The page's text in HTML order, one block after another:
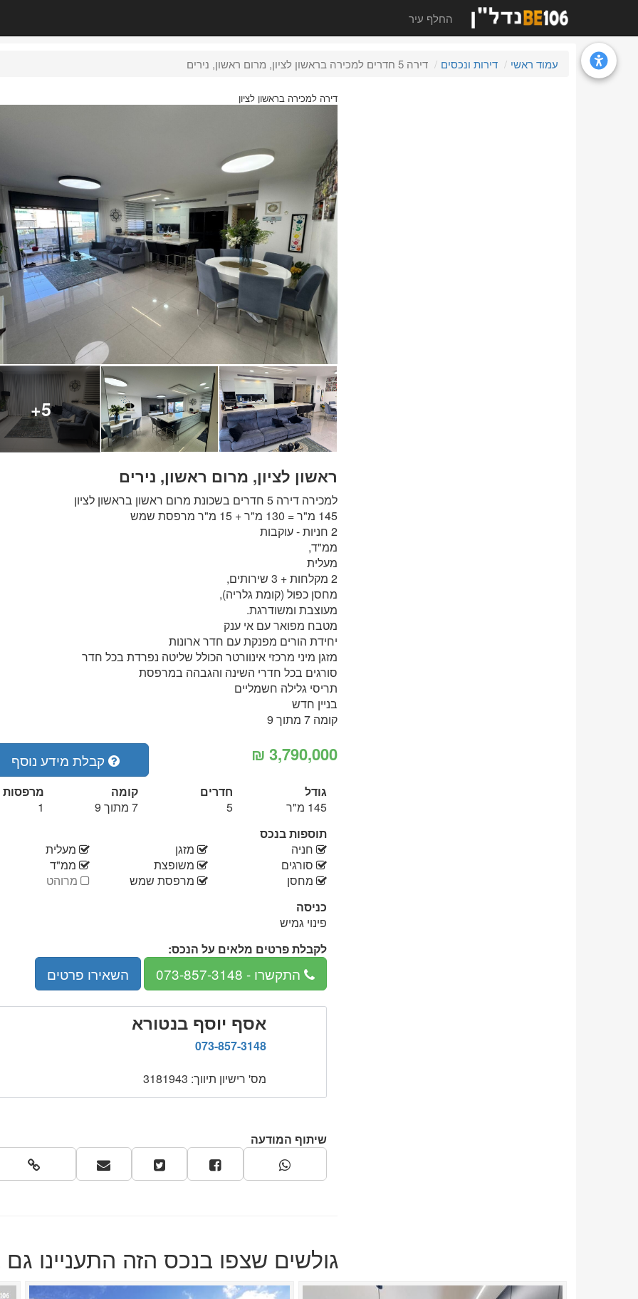
החלף עיר
עמוד ראשי דירות ונכסים דירה 5 חדרים למכירה בראשון לציון, מרום ראשון, נירים
דירה למכירה בראשון לציון
5+
ראשון לציון, מרום ראשון, נירים
למכירה דירה 5 חדרים בשכונת מרום ראשון בראשון לציון
145 מ"ר = 130 מ"ר + 15 מ"ר מרפסת שמש
2 חניות - עוקבות
ממ"ד,
מעלית
2 מקלחות + 3 שירותים,
מחסן כפול (קומת גלריה),
מעוצבת ומשודרגת.
מטבח מפואר עם אי ענק
יחידת הורים מפנקת עם חדר ארונות
מזגן מיני מרכזי אינוורטר הכולל שליטה נפרדת בכל חדר
סורגים בכל חדרי השינה והגבהה במרפסת
תריסי גלילה חשמליים
בניין חדש
קומה 7 מתוך 9
קבלת מידע נוסף
גודל
145 מ"ר
חדרים
5
קומה
7 מתוך 9
מרפסות
1
תוספות בנכס
יש
חניה יש
מזגן יש
מעלית
יש
סורגים יש
משופצת יש
ממ"ד
יש
מחסן יש
מרפסת שמש אין
מרוהט
כניסה
פינוי גמיש
לקבלת פרטים מלאים על הנכס:
התקשרו - 073-857-3148
מספר
טלפון:
073-
857-
3148
השאירו פרטים
אסף יוסף בנטורא
073-857-3148
מס' רישיון תיווך: 3181943
שיתוף המודעה
גולשים שצפו בנכס הזה התעניינו